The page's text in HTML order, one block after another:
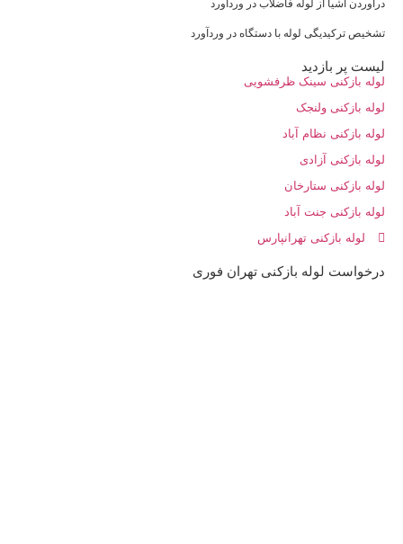
درآوردن اشیا از لوله فاضلاب در وردآورد
تشخیص ترکیدیگی لوله با دستگاه در وردآورد
لیست پر بازدید
لوله بازکنی سینک ظرفشویی
لوله بازکنی ولنجک
لوله بازکنی نظام آباد
لوله بازکنی آزادی
لوله بازکنی ستارخان
لوله بازکنی جنت آباد
لوله بازکنی تهرانپارس
درخواست لوله بازکنی تهران فوری